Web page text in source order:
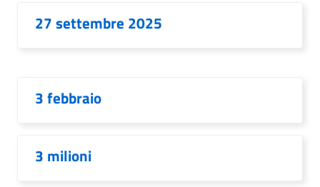
27 settembre 2025
3 febbraio
3 milioni